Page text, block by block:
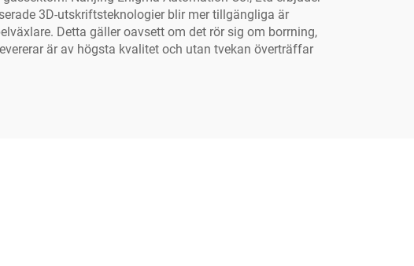
3D-utskriftsteknologier blir mer tillgängliga är
Detta gäller oavsett om det rör sig om borrning,
är av högsta kvalitet och utan tvekan överträffar